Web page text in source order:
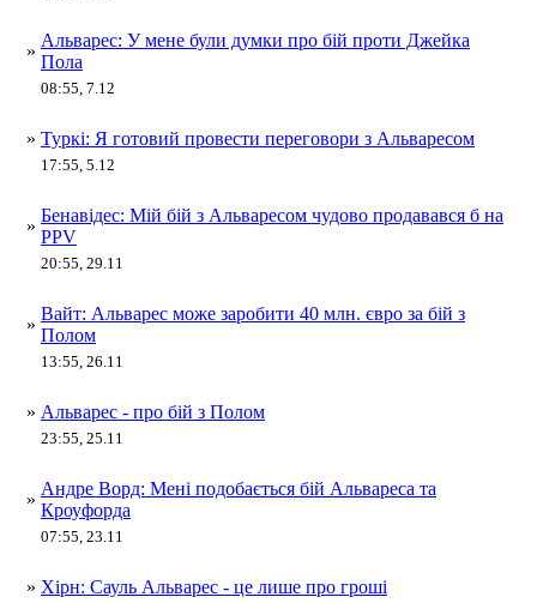
»
Альварес: У мене були думки про бій проти Джейка
Пола
08:55, 7.12
» Туркі: Я готовий провести переговори з Альваресом
17:55, 5.12
»
Бенавідес: Мій бій з Альваресом чудово продавався б на
PPV
20:55, 29.11
»
Вайт: Альварес може заробити 40 млн. євро за бій з
Полом
13:55, 26.11
» Альварес - про бій з Полом
23:55, 25.11
»
Андре Ворд: Мені подобається бій Альвареса та
Кроуфорда
07:55, 23.11
» Хірн: Сауль Альварес - це лише про гроші